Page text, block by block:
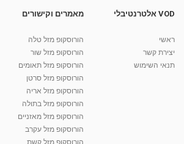
מאת vod-galit 10 שנים
קרין גורן - העוגה המתגלצ’ת ללא קמח
38.5k צפיות
יוסי שר - מתמחה בשיטת אלכסנדר וטאי צ'י
VOD אלטרנטיבלי
ראשי
יצירת קשר
תנאי השימוש
מאמרים וקישורים
הורוסקופ מזל טלה
הורוסקופ מזל שור
הורוסקופ מזל תאומים
הורוסקופ מזל סרטן
הורוסקופ מזל אריה
הורוסקופ מזל בתולה
הורוסקופ מזל מאזניים
הורוסקופ מזל עקרב
הורוסקופ מזל קשת